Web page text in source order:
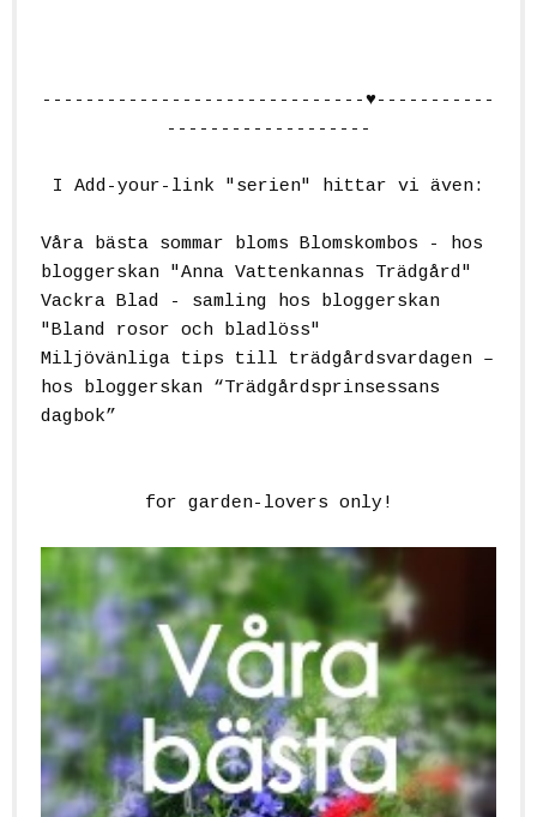
------------------------------♥-----------
-------------------
I Add-your-link "serien" hittar vi även:
Våra bästa sommar bloms Blomskombos - hos
bloggerskan "Anna Vattenkannas Trädgård"
Vackra Blad - samling hos bloggerskan
"Bland rosor och bladlöss"
Miljövänliga tips till trädgårdsvardagen –
hos bloggerskan “Trädgårdsprinsessans
dagbok”
for garden-lovers only!